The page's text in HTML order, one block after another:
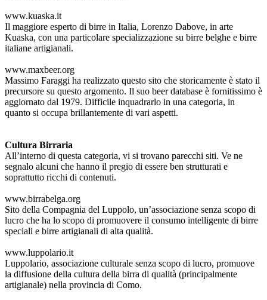
www.kuaska.it
Il maggiore esperto di birre in Italia, Lorenzo Dabove, in arte
Kuaska, con una particolare specializzazione su birre belghe e birre
italiane artigianali.
www.maxbeer.org
Massimo Faraggi ha realizzato questo sito che storicamente è stato il
precursore su questo argomento. Il suo beer database è fornitissimo è
aggiornato dal 1979. Difficile inquadrarlo in una categoria, in
quanto si occupa brillantemente di vari aspetti.
Cultura Birraria
All’interno di questa categoria, vi si trovano parecchi siti. Ve ne
segnalo alcuni che hanno il pregio di essere ben strutturati e
soprattutto ricchi di contenuti.
www.birrabelga.org
Sito della Compagnia del Luppolo, un’associazione senza scopo di
lucro che ha lo scopo di promuovere il consumo intelligente di birre
speciali e birre artigianali di alta qualità.
www.luppolario.it
Luppolario, associazione culturale senza scopo di lucro, promuove
la diffusione della cultura della birra di qualità (principalmente
artigianale) nella provincia di Como.